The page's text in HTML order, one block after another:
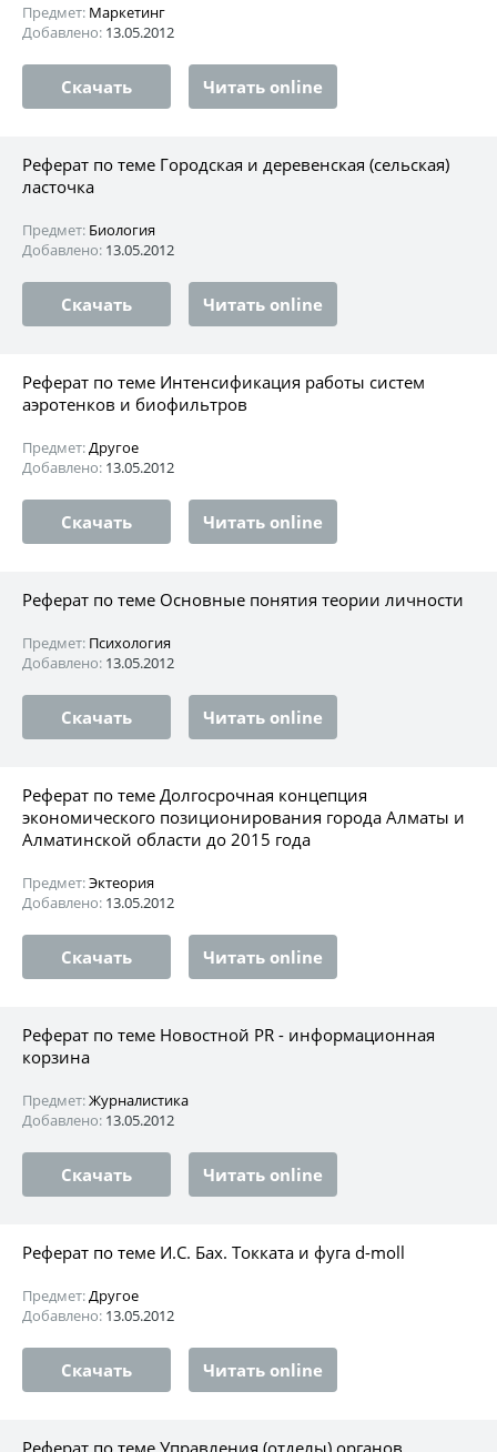
Предмет: Маркетинг
Добавлено: 13.05.2012
Скачать Читать online
Реферат по теме Городская и деревенская (сельская)
ласточка
Предмет: Биология
Добавлено: 13.05.2012
Скачать Читать online
Реферат по теме Интенсификация работы систем
аэротенков и биофильтров
Предмет:Другое
Добавлено: 13.05.2012
Скачать Читать online
Реферат по теме Основные понятия теории личности
Предмет: Психология
Добавлено: 13.05.2012
Скачать Читать online
Реферат по теме Долгосрочная концепция
экономического позиционирования города Алматы и
Алматинской области до 2015 года
Предмет:Эктеория
Добавлено: 13.05.2012
Скачать Читать online
Реферат по теме Новостной PR - информационная
корзина
Предмет:Журналистика
Добавлено: 13.05.2012
Скачать Читать online
Реферат по теме И.С. Бах. Токката и фуга d-moll
Предмет:Другое
Добавлено: 13.05.2012
Скачать Читать online
Реферат по теме Управления (отделы) органов